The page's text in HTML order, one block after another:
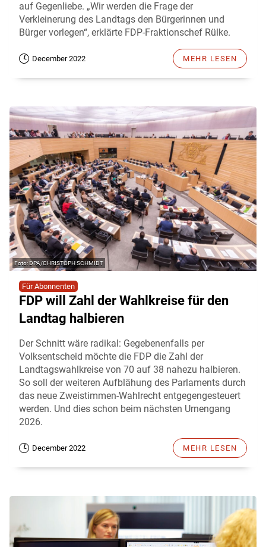
auf Gegenliebe. „Wir werden die Frage der
Verkleinerung des Landtags den Bürgerinnen und
Bürger vorlegen“, erklärte FDP-Fraktionschef Rülke.
December 2022 MEHR LESEN
DPA/CHRISTOPH SCHMIDT
Für Abonnenten
FDP will Zahl der Wahlkreise für den
Landtag halbieren
Der Schnitt wäre radikal: Gegebenenfalls per
Volksentscheid möchte die FDP die Zahl der
Landtagswahlkreise von 70 auf 38 nahezu halbieren.
So soll der weiteren Aufblähung des Parlaments durch
das neue Zweistimmen-Wahlrecht entgegengesteuert
werden. Und dies schon beim nächsten Urnengang
2026.
December 2022 MEHR LESEN